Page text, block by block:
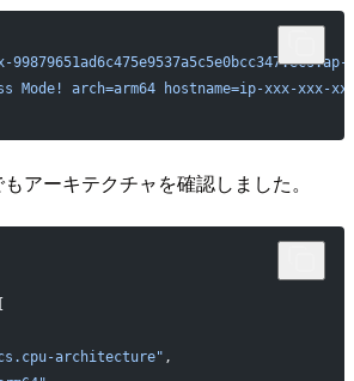
Mode! arch=arm64 hostname=ip-xxx-xxx-
もアーキテクチャを確認しました。
architecture" ,